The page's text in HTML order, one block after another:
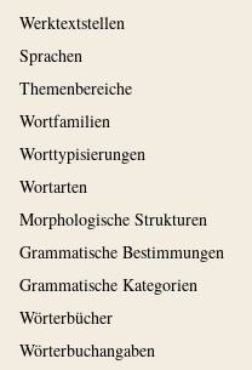
Werktextstellen
Sprachen
Themenbereiche
Wortfamilien
Worttypisierungen
Wortarten
Morphologische Strukturen
Grammatische Bestimmungen
Grammatische Kategorien
Wörterbücher
Wörterbuchangaben